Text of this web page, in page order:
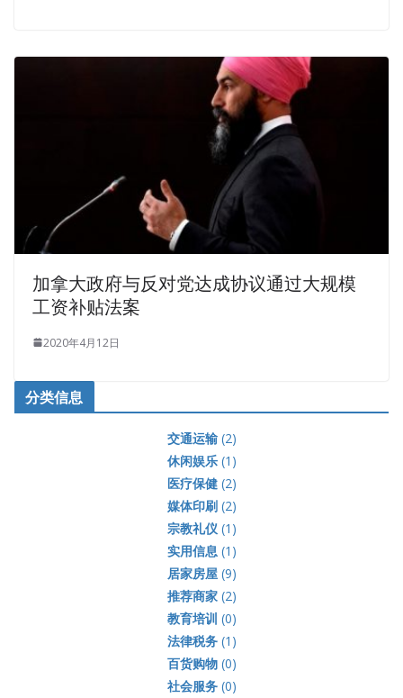
加拿大政府与反对党达成协议通过大规模
工资补贴法案
2020年4月12日
分类信息
交通运输(2)
休闲娱乐(1)
医疗保健(2)
媒体印刷(2)
宗教礼仪(1)
实用信息 (1)
居家房屋(9)
推荐商家(2)
教育培训 (0)
法律税务(1)
百货购物(0)
社会服务(0)